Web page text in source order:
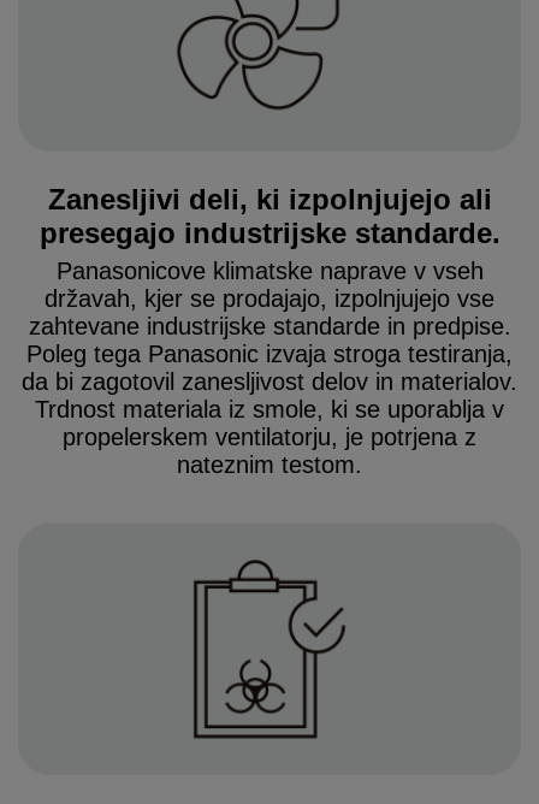
Zanesljivi deli, ki izpolnjujejo ali
presegajo industrijske standarde.
Panasonicove klimatske naprave v vseh
državah, kjer se prodajajo, izpolnjujejo vse
zahtevane industrijske standarde in predpise.
Poleg tega Panasonic izvaja stroga testiranja,
da bi zagotovil zanesljivost delov in materialov.
Trdnost materiala iz smole, ki se uporablja v
propelerskem ventilatorju, je potrjena z
nateznim testom.